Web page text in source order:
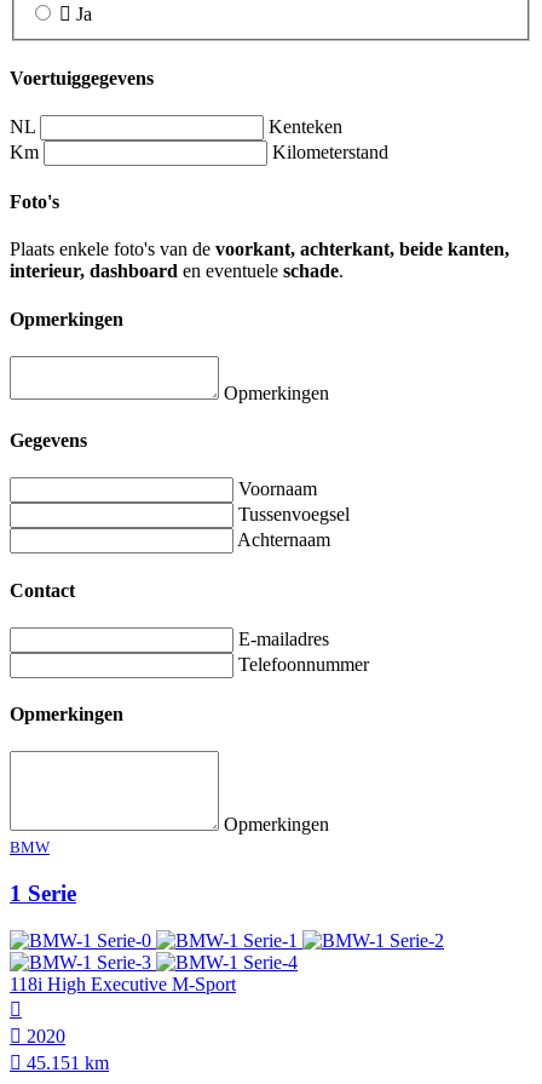
Ja
Voertuiggegevens
NL
Kenteken
Km
Kilometerstand
Foto's
Plaats enkele foto's van de voorkant, achterkant, beide kanten,
interieur, dashboard en eventuele schade.
Opmerkingen
Opmerkingen
Gegevens
Voornaam
Tussenvoegsel
Achternaam
Contact
E-mailadres
Telefoonnummer
Opmerkingen
Opmerkingen
BMW
1 Serie
118i High Executive M-Sport
2020
45.151 km